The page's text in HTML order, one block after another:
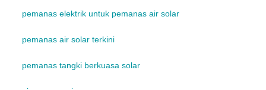
pemanas elektrik untuk pemanas air solar
pemanas air solar terkini
pemanas tangki berkuasa solar